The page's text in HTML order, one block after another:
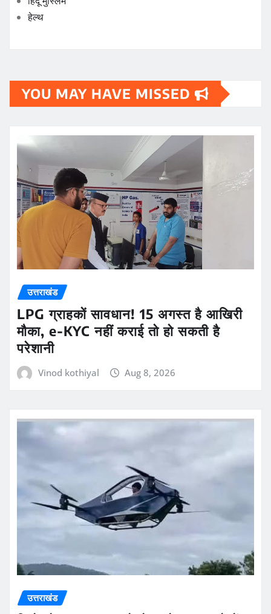
हेल्थ
YOU MAY HAVE MISSED
उत्तराखंड
LPG ग्राहकों सावधान! 15 अगस्त है आखिरी
मौका, e-KYC नहीं कराई तो हो सकती है
परेशानी
Vinod kothiyal Aug 8, 2026
उत्तराखंड